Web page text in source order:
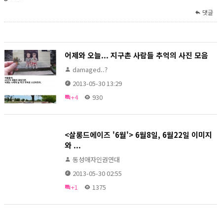
댓글
어제와 오늘... 지구촌 사람들 추억의 사진 모음
damaged..?
2013-05-30 13:29
+4
930
<살롱드에이즈 '6월'> 6월8일, 6월22일 이미지
와 ...
동성애자인권연대
2013-05-30 02:55
+1
1375